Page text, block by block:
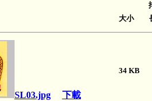
大小 長
SL03.jpg 下載
34